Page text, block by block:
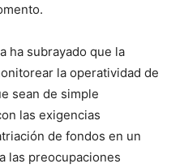
ha subrayado que la
la operatividad de
sean de simple
las exigencias
de fondos en un
las preocupaciones